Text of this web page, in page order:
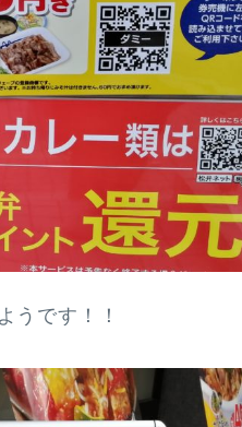
うです！！